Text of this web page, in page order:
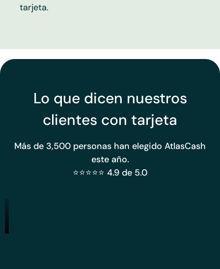
tarjeta.
Lo que dicen nuestros
clientes con tarjeta
Más de 3,500 personas han elegido AtlasCash
este año.
⭐⭐⭐⭐⭐ 4.9 de 5.0